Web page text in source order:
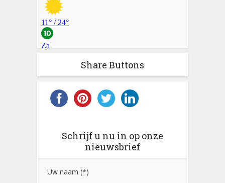
Share Buttons
Schrijf u nu in op onze
nieuwsbrief
Uw naam (*)